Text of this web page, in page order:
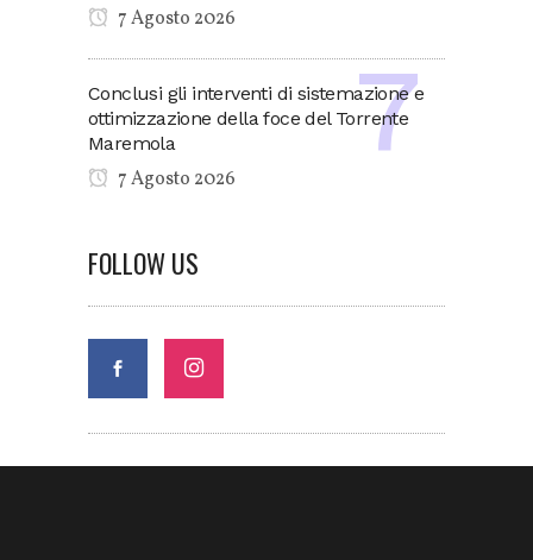
7 Agosto 2026
Conclusi gli interventi di sistemazione e
ottimizzazione della foce del Torrente
Maremola
7 Agosto 2026
FOLLOW US